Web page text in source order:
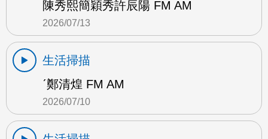
陳秀熙簡穎秀許辰陽 FM AM
2026/07/13
生活掃描
ˊ鄭清煌 FM AM
2026/07/10